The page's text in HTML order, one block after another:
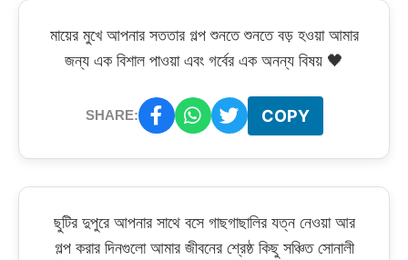
মায়ের মুখে আপনার সততার গল্প শুনতে শুনতে বড় হওয়া আমার
জন্য এক বিশাল পাওয়া এবং গর্বের এক অনন্য বিষয় 🖤
SHARE: COPY
ছুটির দুপুরে আপনার সাথে বসে গাছগাছালির যত্ন নেওয়া আর
গল্প করার দিনগুলো আমার জীবনের শ্রেষ্ঠ কিছু সঞ্চিত সোনালী